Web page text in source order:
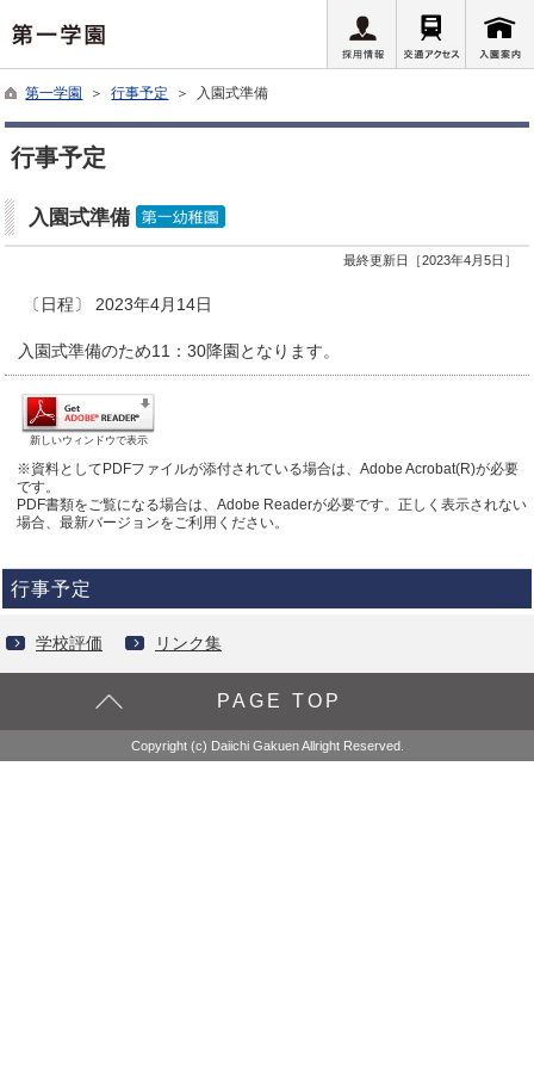
第一学園 ＞行事予定 ＞ 入園式準備
行事予定
入園式準備
最終更新日［2023年4月5日］
〔日程〕 2023年4月14日
入園式準備のため11：30降園となります。
新しいウィンドウで表示
※資料としてPDFファイルが添付されている場合は、Adobe Acrobat(R)が必要
です。
PDF書類をご覧になる場合は、Adobe Readerが必要です。正しく表示されない
場合、最新バージョンをご利用ください。
行事予定
学校評価 リンク集
PAGE TOP
Copyright (c) Daiichi Gakuen Allright Reserved.